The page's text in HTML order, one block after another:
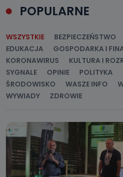
POPULARNE
WSZYSTKIE BEZPIECZEŃSTWO
EDUKACJA
GOSPODARKA I
KORONAWIRUS
KULTURA I
SYGNALE
OPINIE POLITYKA
ŚRODOWISKO
WASZE INFO
WYWIADY
ZDROWIE